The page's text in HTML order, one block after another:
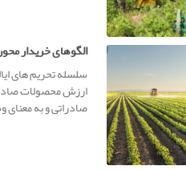
الگوهای خریدار
سلسله تحریم های
ارزش محصولات
صادراتی و به معنای